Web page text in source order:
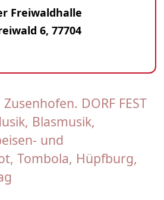
DORF FEST
Blasmusik,
und
Tombola, Hüpfburg,
Freiwaldhalle
6, 77704